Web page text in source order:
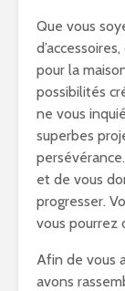
Que vous
pour la
possibilités
ne vous
superbes
et de vous
progresser.
vous pourrez
Afin de vous
avons